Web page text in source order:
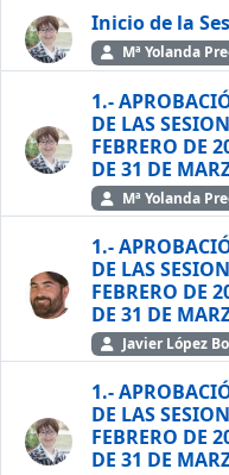
Inicio de la
Mª Yolanda
1.-
DE LAS
FEBRERO DE
DE 31 DE
Mª Yolanda
1.-
DE LAS
FEBRERO DE
DE 31 DE
Javier López
1.-
DE LAS
FEBRERO DE
DE 31 DE